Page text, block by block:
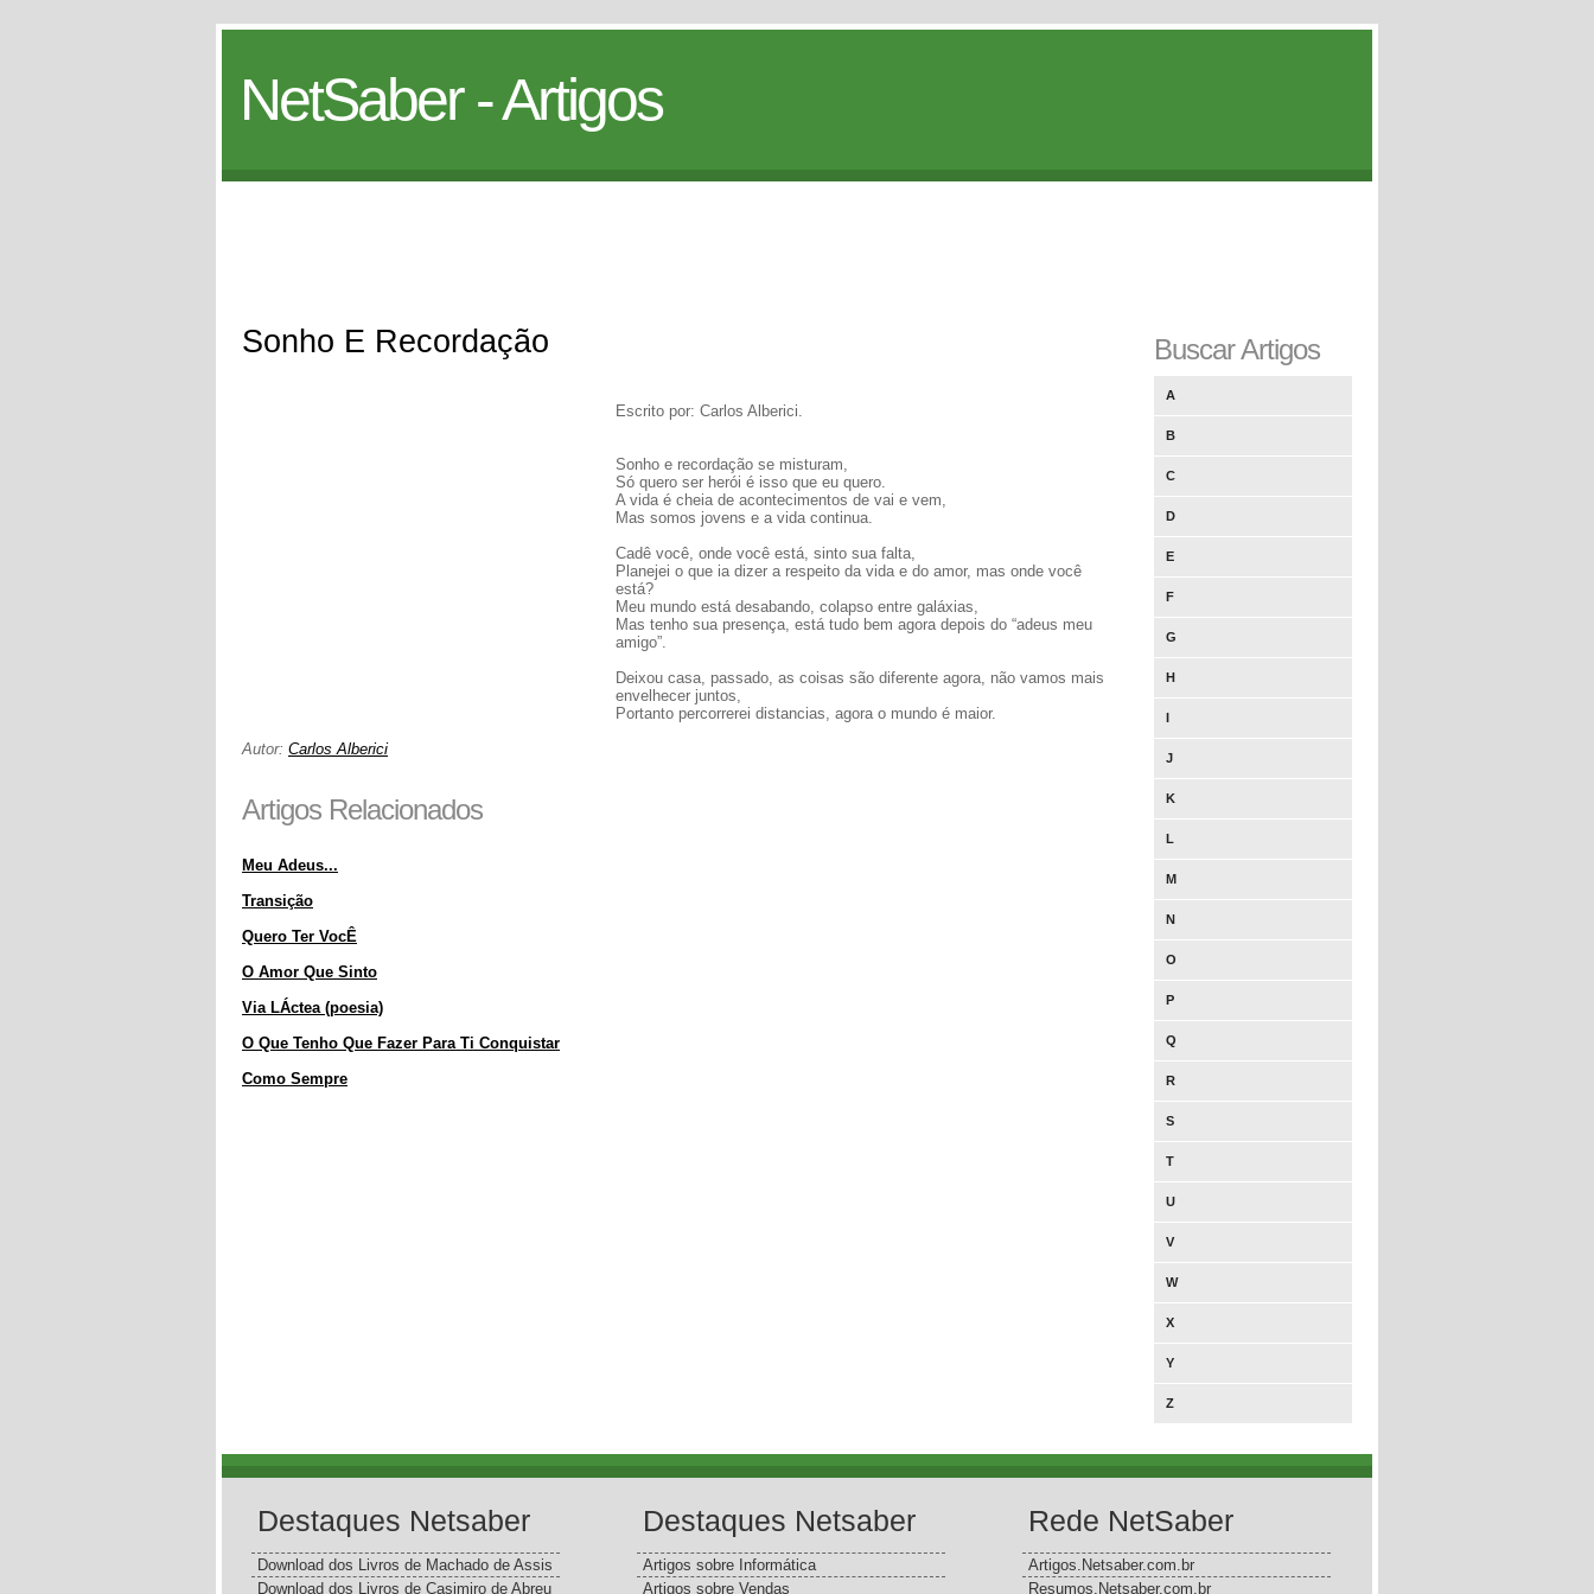
NetSaber - Artigos
Sonho E Recordação
Escrito por: Carlos Alberici.
Sonho e recordação se misturam,
Só quero ser herói é isso que eu quero.
A vida é cheia de acontecimentos de vai e vem,
Mas somos jovens e a vida continua.
Cadê você, onde você está, sinto sua falta,
Planejei o que ia dizer a respeito da vida e do amor, mas onde você
está?
Meu mundo está desabando, colapso entre galáxias,
Mas tenho sua presença, está tudo bem agora depois do “adeus meu
amigo”.
Deixou casa, passado, as coisas são diferente agora, não vamos mais
envelhecer juntos,
Portanto percorrerei distancias, agora o mundo é maior.
Autor: Carlos Alberici
Artigos Relacionados
Meu Adeus...
Transição
Quero Ter VocÊ
O Amor Que Sinto
Via LÁctea (poesia)
O Que Tenho Que Fazer Para Ti Conquistar
Como Sempre
Buscar Artigos
A
B
C
D
E
F
G
H
I
J
K
L
M
N
O
P
Q
R
S
T
U
V
W
X
Y
Z
Destaques Netsaber
Download dos Livros de Machado de Assis
Download dos Livros de Casimiro de Abreu
Destaques Netsaber
Artigos sobre Informática
Artigos sobre Vendas
Rede NetSaber
Artigos.Netsaber.com.br
Resumos.Netsaber.com.br